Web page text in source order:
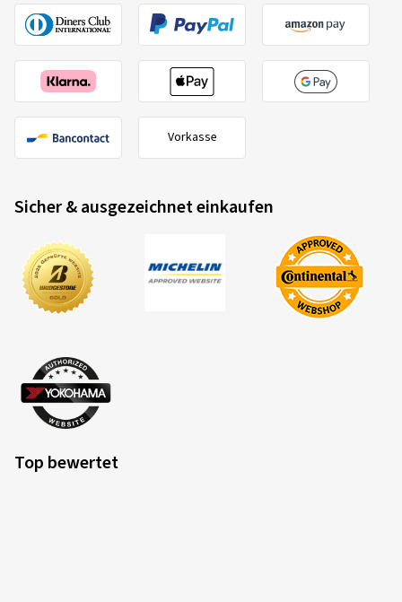
Vorkasse
Sicher & ausgezeichnet einkaufen
Top bewertet